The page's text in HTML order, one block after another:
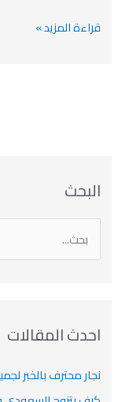
قراءة المزيد »
البحث
ل
ث
ن
احدث المقالات
نجار محترف بالخبر
ل
ش
ص
ف
ل
ش
ل
ن
ا